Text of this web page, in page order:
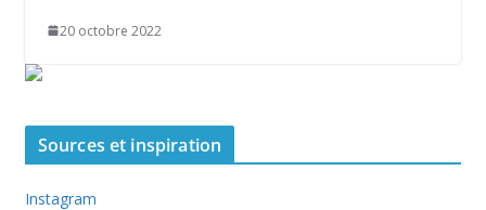
20 octobre 2022
Sources et inspiration
Instagram